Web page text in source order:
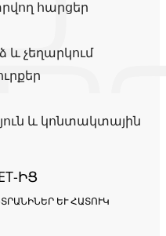
հարցեր
և չեղարկում
և կոնտակտային
ԻՑ
ԵՒ ՀԱՏՈՒԿ Ա